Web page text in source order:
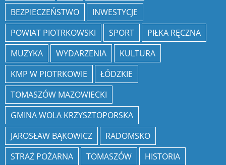
BEZPIECZEŃSTWO
INWESTYCJE
POWIAT PIOTRKOWSKI
SPORT
PIŁKA RĘCZNA
MUZYKA
WYDARZENIA
KULTURA
KMP W PIOTRKOWIE
ŁÓDZKIE
TOMASZÓW MAZOWIECKI
GMINA WOLA KRZYSZTOPORSKA
JAROSŁAW BĄKOWICZ
RADOMSKO
STRAŻ POŻARNA
TOMASZÓW
HISTORIA